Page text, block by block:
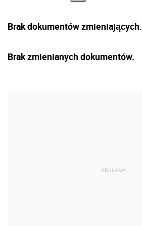
Brak dokumentów zmieniających.
Brak zmienianych dokumentów.